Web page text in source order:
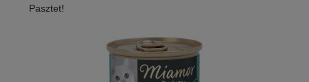
Pasztet!